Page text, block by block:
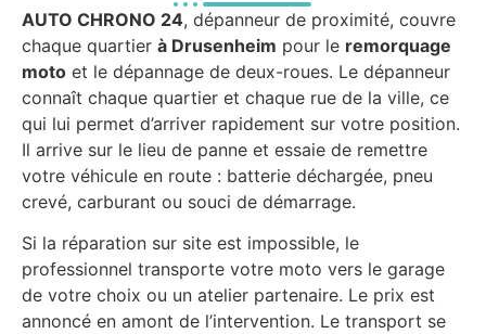
AUTO CHRONO 24, dépanneur de proximité, couvre
chaque quartier à Drusenheim pour le remorquage
moto et le dépannage de deux-roues. Le dépanneur
connaît chaque quartier et chaque rue de la ville, ce
qui lui permet d’arriver rapidement sur votre position.
Il arrive sur le lieu de panne et essaie de remettre
votre véhicule en route : batterie déchargée, pneu
crevé, carburant ou souci de démarrage.
Si la réparation sur site est impossible, le
professionnel transporte votre moto vers le garage
de votre choix ou un atelier partenaire. Le prix est
annoncé en amont de l’intervention. Le transport se